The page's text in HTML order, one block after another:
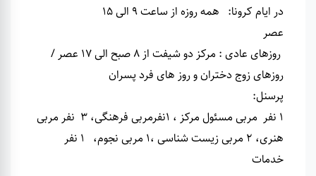
در ایام کرونا: همه روزه از ساعت 9 الی 15
عصر
روزهای عادی : مرکز دو شیفت از 8 صبح الی 17 عصر /
روزهای زوج دختران و روز های فرد پسران
پرسنل:
۱ نفر مربی مسئول مرکز ، 1نفرمربی فرهنگی، 3 نفر مربی
هنری، 2 مربی زیست شناسی ،1 مربی نجوم، 1 نفر
خدمات